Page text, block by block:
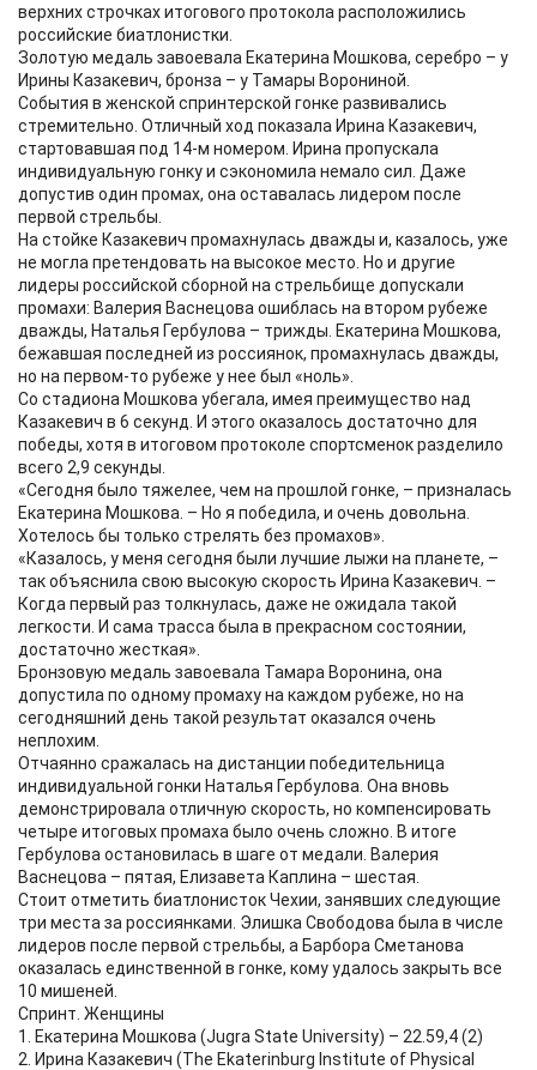
верхних строчках итогового протокола расположились
российские биатлонистки.
Золотую медаль завоевала Екатерина Мошкова, серебро – у
Ирины Казакевич, бронза – у Тамары Ворониной.
События в женской спринтерской гонке развивались
стремительно. Отличный ход показала Ирина Казакевич,
стартовавшая под 14-м номером. Ирина пропускала
индивидуальную гонку и сэкономила немало сил. Даже
допустив один промах, она оставалась лидером после
первой стрельбы.
На стойке Казакевич промахнулась дважды и, казалось, уже
не могла претендовать на высокое место. Но и другие
лидеры российской сборной на стрельбище допускали
промахи: Валерия Васнецова ошиблась на втором рубеже
дважды, Наталья Гербулова – трижды. Екатерина Мошкова,
бежавшая последней из россиянок, промахнулась дважды,
но на первом-то рубеже у нее был «ноль».
Со стадиона Мошкова убегала, имея преимущество над
Казакевич в 6 секунд. И этого оказалось достаточно для
победы, хотя в итоговом протоколе спортсменок разделило
всего 2,9 секунды.
«Сегодня было тяжелее, чем на прошлой гонке, – призналась
Екатерина Мошкова. – Но я победила, и очень довольна.
Хотелось бы только стрелять без промахов».
«Казалось, у меня сегодня были лучшие лыжи на планете, –
так объяснила свою высокую скорость Ирина Казакевич. –
Когда первый раз толкнулась, даже не ожидала такой
легкости. И сама трасса была в прекрасном состоянии,
достаточно жесткая».
Бронзовую медаль завоевала Тамара Воронина, она
допустила по одному промаху на каждом рубеже, но на
сегодняшний день такой результат оказался очень
неплохим.
Отчаянно сражалась на дистанции победительница
индивидуальной гонки Наталья Гербулова. Она вновь
демонстрировала отличную скорость, но компенсировать
четыре итоговых промаха было очень сложно. В итоге
Гербулова остановилась в шаге от медали. Валерия
Васнецова – пятая, Елизавета Каплина – шестая.
Стоит отметить биатлонисток Чехии, занявших следующие
три места за россиянками. Элишка Свободова была в числе
лидеров после первой стрельбы, а Барбора Сметанова
оказалась единственной в гонке, кому удалось закрыть все
10 мишеней.
Спринт. Женщины
1. Екатерина Мошкова (Jugra State University) – 22.59,4 (2)
2. Ирина Казакевич (The Ekaterinburg Institute of Physical